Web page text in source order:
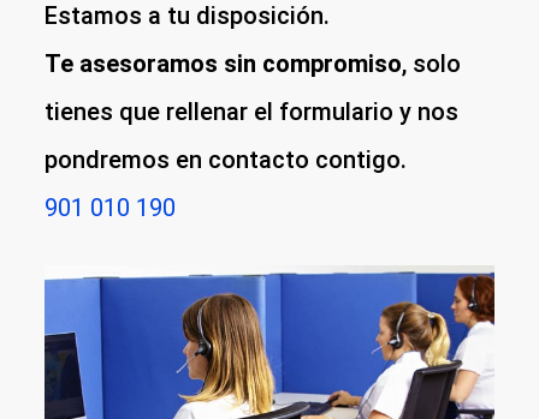
Estamos a tu disposición.
Te asesoramos sin compromiso, solo
tienes que rellenar el formulario y nos
pondremos en contacto contigo.
901 010 190